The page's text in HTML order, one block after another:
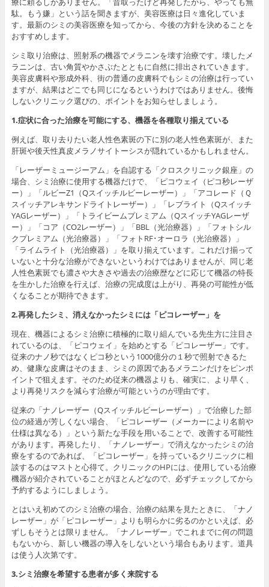
駄。もう嫌」という話を聞きますが、美容医療は日々進化していま
す。最新のシミの美容医療を知ってから、今後の方針を決めることを
おすすめします。
シミ取り治療は、照射系の機器でメラニンを壊す治療です。壊したメ
ラニンは、古い角質やかさぶたとともに自然に排出されていきます。
美容皮膚科や形成外科、街の普通の皮膚科でもシミの治療は行ってい
ますが、結果はどこでも同じになるというわけではありません。後悔
しないクリニック選びの、ポイントをお知らせしましょう。
1.症状に合った治療を可能にする、機器を各種取り揃えている
例えば、取り去りたい老人性色素斑の下に別の老人性色素斑が、また
肝斑や後天性真皮メラノサイトーシスが隠れているかもしれません。
「レーザーミュージーアム」を自認する「クロスクリニック銀座」の
場合、シミ治療に使用する機器だけで、「ピコウェイ（ピコ秒レーザ
ー）」「ルビーZ1（Qスイッチルビーレーザー）」「アコレード（Ｑ
スイッチアレキサンドライトレーザー）」「レブライト（Qスイッチ
YAGレーザー）」「トライビームプレミアム（QスイッチYAGレーザ
ー）」「コア（CO2レーザー）」「BBL（光治療器）」「フォトシル
クプレミアム（光治療器）」「フォトRF･オーロラ（光治療器）」
「ライムライト（光治療器）」を取り揃えています。これだけ揃って
いないと十分な治療ができないというわけではありませんが、同じ老
人性色素斑でも濃さや大きさや過去の治療歴などに応じて機器の特長
を生かした治療を行えば、治療の完成度は上がり、再発の可能性が低
くなることが期待できます。
2.再発したシミ、消えなかったシミには「ピコレーザー」を
現在、機器によるシミ治療に積極的に取り組んでいる先生方に注目さ
れているのは、「ピコウェイ」を始めとする「ピコレーザー」です。
従来のナノ秒ではなくピコ秒という1000億分の１秒で照射できるた
め、健康な皮膚はそのまま、シミの原因であるメラニンだけをピンポ
イントで狙えます。そのため従来の機器よりも、確実に、より早く、
より再発リスクを減らす治療が可能というのが理由です。
従来の「ナノレーザー（Qスイッチルビーレーザー）」で治療した部
位の経過が芳しくない場合、「ピコレーザー（メーカーにより名前や
仕様は異なる）」という新たな手段を用いることで、改善する可能性
があります。再発したり、「ナノレーザー」で消えなかったシミの治
療をするのであれば、「ピコレーザー」を持っているクリニックに相
談するのはマストと心得て。クリニックのHPには、使用している治療
機器が紹介されていることがほとんどなので、必ずチェックしてから
予約するようにしましょう。
とはいえ初めてのシミ治療の場合、治療の結果を見たときに、「ナノ
レーザー」が「ピコレーザー」よりも明らかに劣るのかといえば、必
ずしもそうとは限りません。「ナノレーザー」でこれまでに何の問題
もないから、新しい機器の導入をしないという場合もあります。道具
は使う人次第です。
3.シミ治療を希望する患者が多く来院する